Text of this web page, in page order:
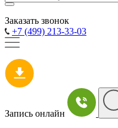
Заказать звонок
+7 (499) 213-33-03
Запись онлайн